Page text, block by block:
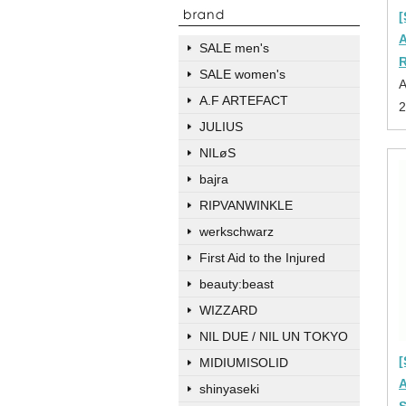
SALE men's
SALE women's
A.F ARTEFACT
JULIUS
NILøS
bajra
RIPVANWINKLE
werkschwarz
First Aid to the Injured
beauty:beast
WIZZARD
NIL DUE / NIL UN TOKYO
MIDIUMISOLID
shinyaseki